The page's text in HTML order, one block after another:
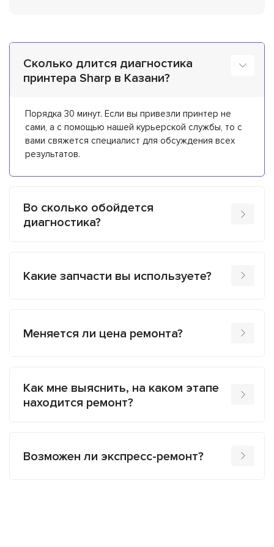
Сколько длится диагностика
принтера Sharp в Казани?
Порядка 30 минут. Если вы привезли принтер не
сами, а с помощью нашей курьерской службы, то с
вами свяжется специалист для обсуждения всех
результатов.
Во сколько обойдется
диагностика?
Какие запчасти вы используете?
Меняется ли цена ремонта?
Как мне выяснить, на каком этапе
находится ремонт?
Возможен ли экспресс-ремонт?